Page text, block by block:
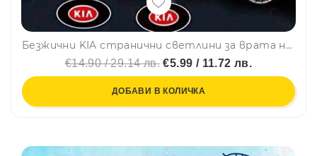
Безжични KIA странични светлини за врата на кола JQ-666, 2 броя LED лого
€14.90 / 29.14 лв. €5.99 / 11.72 лв.
ДОБАВИ В КОЛИЧКА